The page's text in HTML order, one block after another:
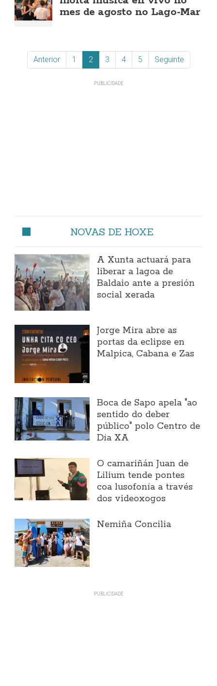
mes de agosto no Lago-Mar
Anterior 1 2 3 4 5 Seguinte
NOVAS DE HOXE
A Xunta actuará para
liberar a lagoa de
Baldaio ante a presión
social xerada
Jorge Mira abre as
portas da eclipse en
Malpica, Cabana e Zas
Boca de Sapo apela "ao
sentido do deber
público" polo Centro de
Día XA
O camariñán Juan de
Lilium tende pontes
coa lusofonía a través
dos videoxogos
Nemiña Concilia